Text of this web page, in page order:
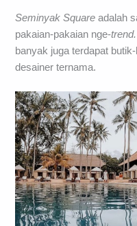
Seminyak Square adalah
pakaian-pakaian nge-trend.
banyak juga terdapat
desainer ternama.